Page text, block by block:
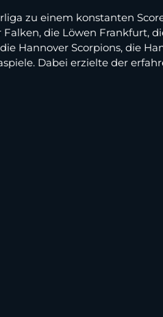
zu einem konstanten
die Löwen Frankfurt,
Hannover Scorpions, die
Dabei erzielte der